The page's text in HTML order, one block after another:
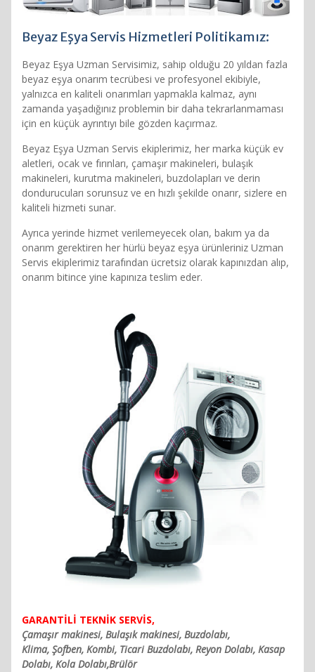
Beyaz Eşya Servis Hizmetleri Politikamız:
Beyaz Eşya Uzman Servisimiz, sahip olduğu 20 yıldan fazla
beyaz eşya onarım tecrübesi ve profesyonel ekibiyle,
yalnızca en kaliteli onarımları yapmakla kalmaz, aynı
zamanda yaşadığınız problemin bir daha tekrarlanmaması
için en küçük ayrıntıyı bile gözden kaçırmaz.
Beyaz Eşya Uzman Servis ekiplerimiz, her marka küçük ev
aletleri, ocak ve fırınları, çamaşır makineleri, bulaşık
makineleri, kurutma makineleri, buzdolapları ve derin
dondurucuları sorunsuz ve en hızlı şekilde onarır, sizlere en
kaliteli hizmeti sunar.
Ayrıca yerinde hizmet verilemeyecek olan, bakım ya da
onarım gerektiren her hürlü beyaz eşya ürünleriniz Uzman
Servis ekiplerimiz tarafından ücretsiz olarak kapınızdan alıp,
onarım bitince yine kapınıza teslim eder.
GARANTİLİ TEKNİK SERVİS,
Çamaşır makinesi, Bulaşık makinesi, Buzdolabı,
Klima, Şofben, Kombi, Ticari Buzdolabı, Reyon Dolabı, Kasap
Dolabı, Kola Dolabı,Brülör